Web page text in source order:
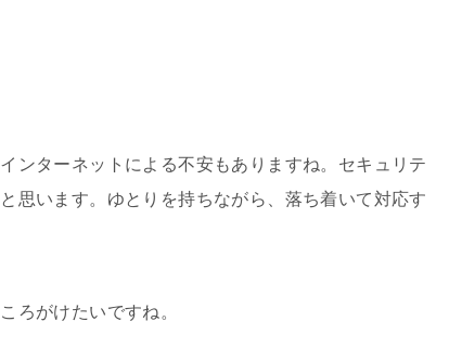
ンターネットによる不安もありますね。セキュリテ
思います。ゆとりを持ちながら、落ち着いて対応す
ろがけたいですね。